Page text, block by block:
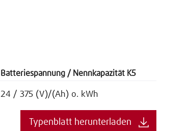
Batteriespannung / Nennkapazität K5
24 / 375 (V)/(Ah) o. kWh
Typenblatt herunterladen